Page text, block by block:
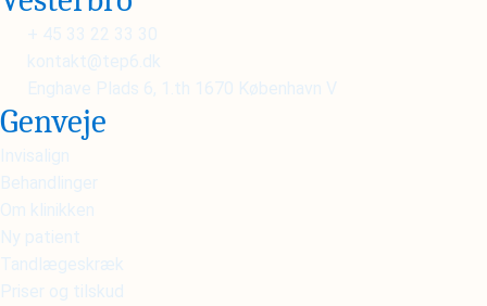
+ 45 33 22 33 30
kontakt@tep6.dk
Enghave Plads 6, 1.th 1670 København V
Genveje
Invisalign
Behandlinger
Om klinikken
Ny patient
Tandlægeskræk
Priser og tilskud